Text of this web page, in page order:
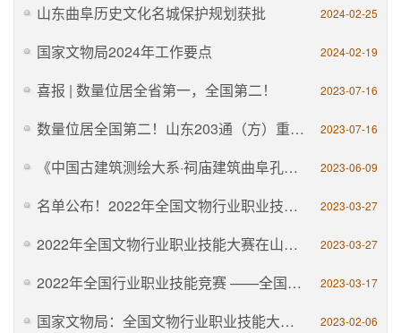
山东曲阜历史文化名城保护规划获批 2024-02-25
国家文物局2024年工作要点 2024-02-19
喜报 | 数量位居全省第一，全国第二！ 2023-07-16
数量位居全国第二！山东203通（方）重要文物入选第一批古代名碑名刻文物名录 2023-07-16
《中国古建筑测绘大系·祠庙建筑曲阜孔庙》出版发行 2023-06-09
名单公布！2022年全国文物行业职业技能大赛结果揭晓！ 2023-03-27
2022年全国文物行业职业技能大赛在山西太原开幕 2023-03-27
2022年全国行业职业技能竞赛 ——全国文物行业职业技能大赛总决赛即将在太原启幕 2023-03-17
国家文物局：全国文物行业职业技能大赛3月28日至31日举办 2023-02-06